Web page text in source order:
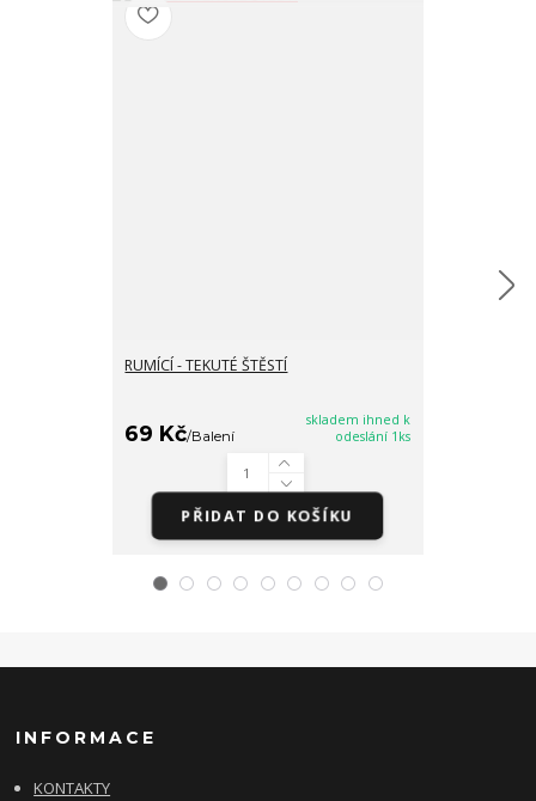
RUMÍCÍ - TEKUTÉ ŠTĚSTÍ
69 Kč/Balení
skladem ihned k
odeslání 1ks
PŘIDAT DO KOŠÍKU
INFORMACE
KONTAKTY